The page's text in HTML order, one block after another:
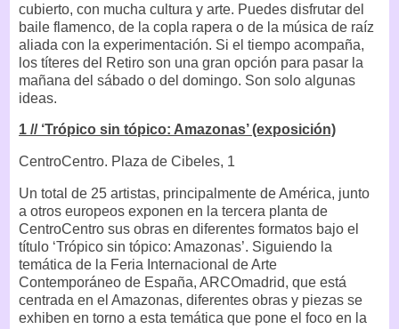
cubierto, con mucha cultura y arte. Puedes disfrutar del
baile flamenco, de la copla rapera o de la música de raíz
aliada con la experimentación. Si el tiempo acompaña,
los títeres del Retiro son una gran opción para pasar la
mañana del sábado o del domingo. Son solo algunas
ideas.
1 // ‘Trópico sin tópico: Amazonas’ (exposición)
CentroCentro. Plaza de Cibeles, 1
Un total de 25 artistas, principalmente de América, junto
a otros europeos exponen en la tercera planta de
CentroCentro sus obras en diferentes formatos bajo el
título ‘Trópico sin tópico: Amazonas’. Siguiendo la
temática de la Feria Internacional de Arte
Contemporáneo de España, ARCOmadrid, que está
centrada en el Amazonas, diferentes obras y piezas se
exhiben en torno a esta temática que pone el foco en la